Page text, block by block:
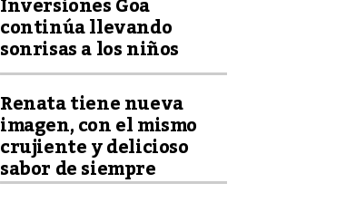
continúa llevando
sonrisas a los niños
Renata tiene nueva
imagen, con el mismo
crujiente y delicioso
sabor de siempre